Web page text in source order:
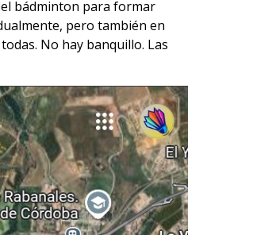
bádminton para formar
pero también en
No hay banquillo. Las